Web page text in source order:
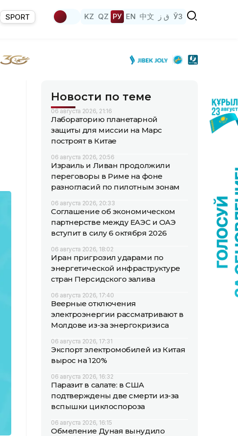
SPORT KZ QZ РУ EN 中文 ق ز ЎЗ
Новости по теме
06 августа 2026, 21:16
Лабораторию планетарной
защиты для миссии на Марс
построят в Китае
06 августа 2026, 20:56
Израиль и Ливан продолжили
переговоры в Риме на фоне
разногласий по пилотным зонам
06 августа 2026, 20:33
Соглашение об экономическом
партнерстве между ЕАЭС и ОАЭ
вступит в силу 6 октября 2026
06 августа 2026, 18:02
Иран пригрозил ударами по
энергетической инфраструктуре
стран Персидского залива
06 августа 2026, 17:40
Веерные отключения
электроэнергии рассматривают в
Молдове из-за энергокризиса
06 августа 2026, 17:31
Экспорт электромобилей из Китая
вырос на 120%
06 августа 2026, 16:32
Паразит в салате: в США
подтверждены две смерти из-за
вспышки циклоспороза
06 августа 2026, 16:15
Обмеление Дуная вынудило